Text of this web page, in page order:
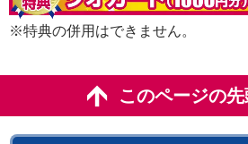
※特典の併用はできません。
このページの